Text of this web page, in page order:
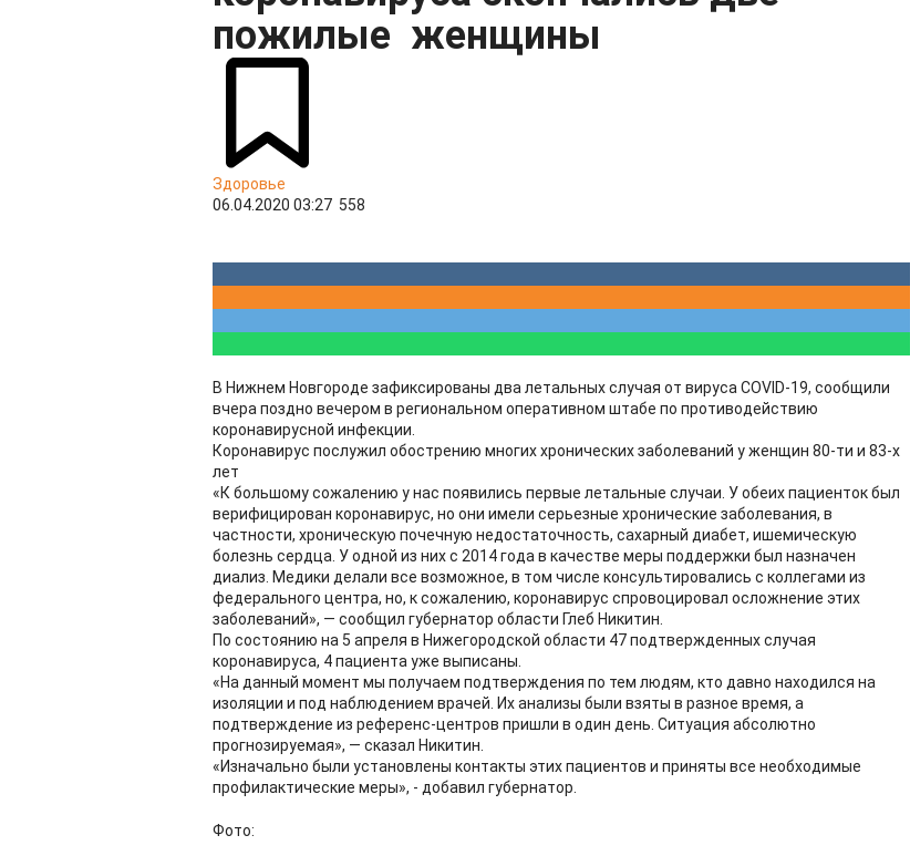
пожилые женщины
Здоровье
06.04.2020 03:27 558
В Нижнем Новгороде зафиксированы два летальных случая от вируса COVID-19, сообщили
вчера поздно вечером в региональном оперативном штабе по противодействию
коронавирусной инфекции.
Коронавирус послужил обострению многих хронических заболеваний у женщин 80-ти и 83-х
лет
«К большому сожалению у нас появились первые летальные случаи. У обеих пациенток был
верифицирован коронавирус, но они имели серьезные хронические заболевания, в
частности, хроническую почечную недостаточность, сахарный диабет, ишемическую
болезнь сердца. У одной из них с 2014 года в качестве меры поддержки был назначен
диализ. Медики делали все возможное, в том числе консультировались с коллегами из
федерального центра, но, к сожалению, коронавирус спровоцировал осложнение этих
заболеваний», — сообщил губернатор области Глеб Никитин.
По состоянию на 5 апреля в Нижегородской области 47 подтвержденных случая
коронавируса, 4 пациента уже выписаны.​
«На данный момент мы получаем подтверждения по тем людям, кто давно находился на
изоляции и под наблюдением врачей. Их анализы были взяты в разное время, а
подтверждение из референс-центров пришли в один день. Ситуация абсолютно
прогнозируемая», — сказал Никитин.
«Изначально были установлены контакты этих пациентов и приняты все необходимые
профилактические меры», - добавил губернатор.
Фото: